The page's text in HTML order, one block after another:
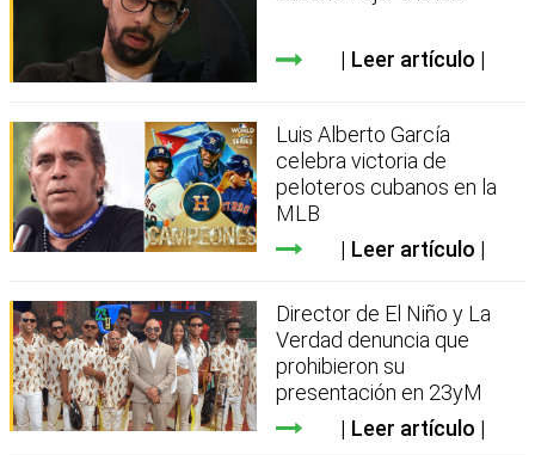
Leer artículo
Luis Alberto García
celebra victoria de
peloteros cubanos en la
MLB
Leer artículo
Director de El Niño y La
Verdad denuncia que
prohibieron su
presentación en 23yM
Leer artículo